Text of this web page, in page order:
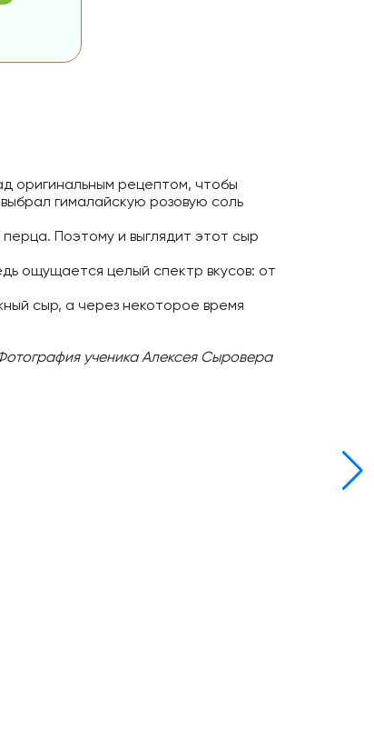
оригинальным рецептом, чтобы
гималайскую розовую соль
Поэтому и выглядит этот сыр
ощущается целый спектр вкусов: от
сыр, а через некоторое время
ученика Алексея Сыровера